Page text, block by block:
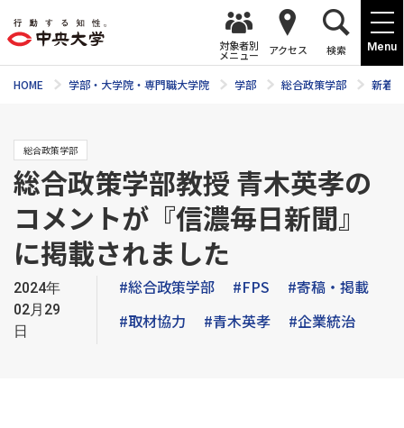
Menu
対象者別
メニュー アクセス 検索
HOME 学部・大学院・専門職大学院 学部 総合政策学部 新着
総合政策学部
総合政策学部教授 青木英孝の
コメントが『信濃毎日新聞』
に掲載されました
2024年
02月29
日
#総合政策学部 #FPS
#寄稿・掲載
#取材協力
#青木英孝 #企業統治